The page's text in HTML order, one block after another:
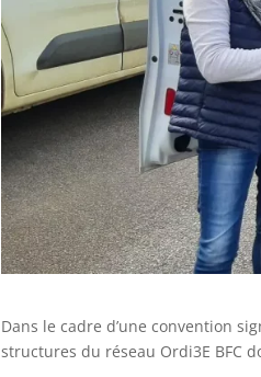
Dans le cadre d’une convention
structures du réseau Ordi3E BFC